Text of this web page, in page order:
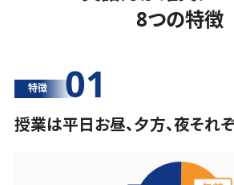
8つの特徴
特徴 01
授業は平日お昼、夕方、夜それ